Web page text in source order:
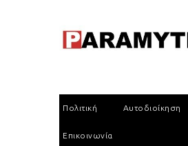
Πολιτική Αυτοδιοίκηση
Επικοινωνία